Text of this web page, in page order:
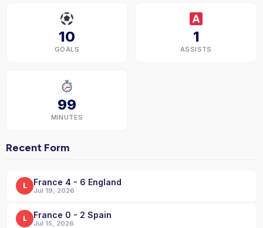
10
GOALS
1
ASSISTS
99
MINUTES
Recent Form
L France 4 - 6 England
Jul 19, 2026
L France 0 - 2 Spain
Jul 15, 2026